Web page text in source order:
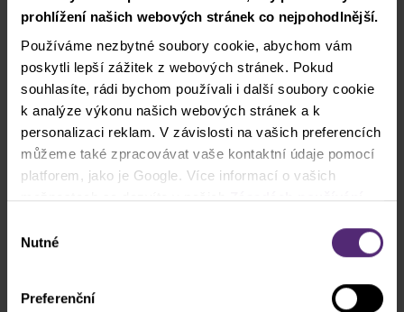
prohlížení našich webových stránek co nejpohodlnější.
Používáme nezbytné soubory cookie, abychom vám
poskytli lepší zážitek z webových stránek. Pokud
souhlasíte, rádi bychom používali i další soubory cookie
k analýze výkonu našich webových stránek a k
personalizaci reklam. V závislosti na vašich preferencích
můžeme také zpracovávat vaše kontaktní údaje pomocí
platforem, jako je Google. Více informací o vašich
možnostech se dozvíte v našichZásadách používání
a souhlasíte s tím, že sdílíme vaše informace s třetími
stranami, například s našimi marketingovými partnery. To
zpracovávány ve Spojených státech amerických.
souhlasu
Nutné
Preferenční
Indexy
Akcie
Kontakt